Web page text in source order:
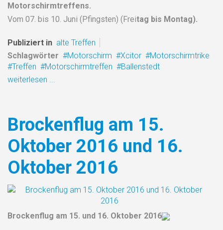
Motorschirmtreffens.
Vom 07. bis 10. Juni (Pfingsten) (Freitag bis Montag).
Publiziert in alte Treffen
Schlagwörter
Motorschirm Xcitor
Motorschirmtrike
Treffen
Motorschirmtreffen
Ballenstedt
weiterlesen ...
Brockenflug am 15.
Oktober 2016 und 16.
Oktober 2016
Brockenflug am 15. und 16. Oktober 2016